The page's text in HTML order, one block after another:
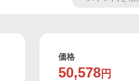
価格
50,578 円